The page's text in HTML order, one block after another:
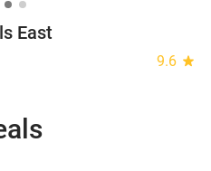
East
9.6 star